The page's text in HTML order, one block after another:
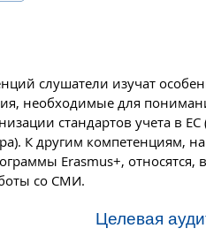
слушатели изучат
необходимые для
стандартов учета в
К другим компетенциям,
Erasmus+, относятся,
со СМИ.
Целевая